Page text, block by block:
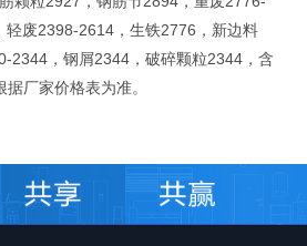
废2398-2614，生铁2776，新边料
2344，钢屑2344，破碎颗粒2344，含
厂家价格表为准。